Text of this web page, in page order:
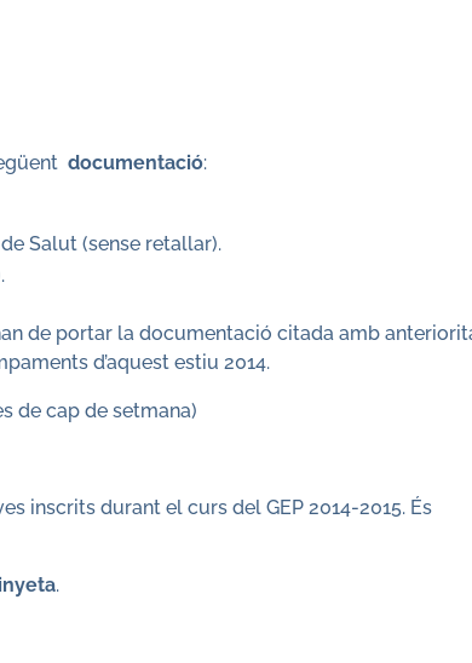
documentació:
Salut (sense retallar).
de portar la documentació citada amb
d’aquest estiu 2014.
de cap de setmana)
inscrits durant el curs del GEP 2014-2015. És
.